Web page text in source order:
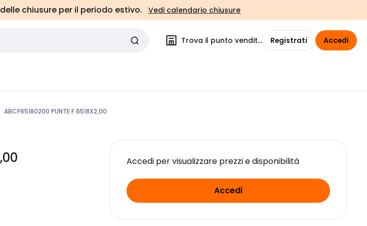
chiusure per il periodo estivo. Vedi calendario chiusure
Trova il punto vendita Registrati Accedi
ABCF65180200 PUNTE F 6518X2,00
Accedi per visualizzare prezzi e disponibilità
Accedi